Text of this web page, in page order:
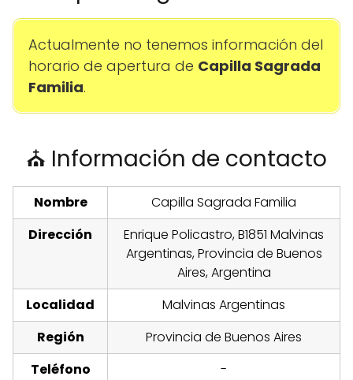
Actualmente no tenemos información del
horario de apertura de Capilla Sagrada
Familia.
⛪ Información de contacto
Nombre
Capilla Sagrada Familia
Dirección
Enrique Policastro, B1851 Malvinas
Argentinas, Provincia de Buenos
Aires, Argentina
Localidad
Malvinas Argentinas
Región
Provincia de Buenos Aires
Teléfono
-